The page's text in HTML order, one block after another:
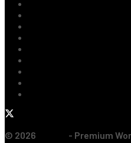
© 2026
- Premium